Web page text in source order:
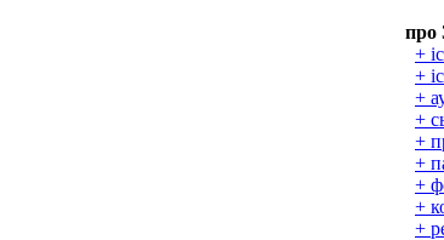
про
+
+
+
+
+
+
+
+
+